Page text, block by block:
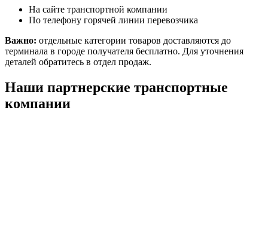
На сайте транспортной компании
По телефону горячей линии перевозчика
Важно: отдельные категории товаров доставляются до
терминала в городе получателя бесплатно. Для уточнения
деталей обратитесь в отдел продаж.
Наши партнерские транспортные
компании